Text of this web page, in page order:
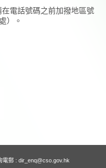
電話號碼之前加撥地區號
）。
電郵 : dir_enq@cso.gov.hk